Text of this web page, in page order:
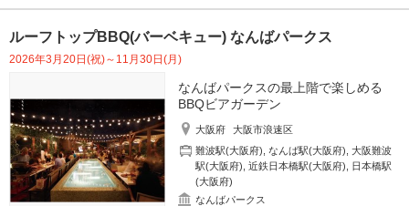
ルーフトップBBQ(バーベキュー) なんばパークス
2026年3月20日(祝)～11月30日(月)
なんばパークスの最上階で楽しめる
BBQビアガーデン
大阪府
大阪市浪速区
難波駅(大阪府) ,なんば駅(大阪府) ,大阪難波
駅(大阪府) ,近鉄日本橋駅(大阪府)
日本橋駅
(大阪府)
なんばパークス